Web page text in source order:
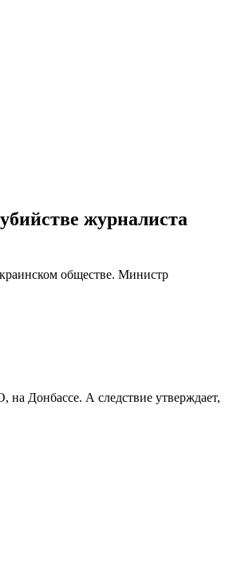
журналиста
обществе. Министр
Донбассе. А следствие утверждает,